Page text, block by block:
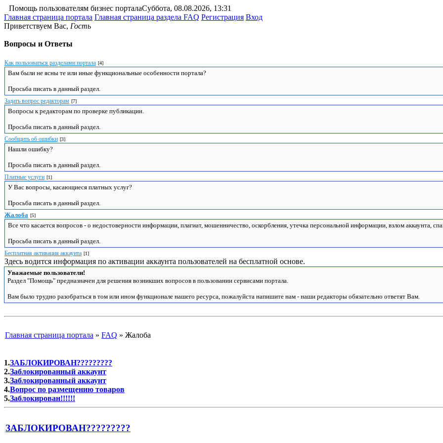
Помощь пользователям бизнес порталаСуббота, 08.08.2026, 13:31
Главная страница портала Главная страница раздела FAQ Регистрация Вход
Приветствуем Вас, Гость
Вопросы и Ответы
Как пользоваться разделами портала [4]
Вам были не ясны те или иные функциональные особенности портала?
Просьба писать в данный раздел.
Задать вопрос редакторам [7]
Вопросы к редакторам по проверке публикации.
Просьба писать в данный раздел.
Сообщить об ошибки [3]
Нашли ошибку?
Просьба писать в данный раздел.
Платные услуги [1]
У Вас вопросы, касающиеся платных услуг?
Просьба писать в данный раздел.
Жалоба [5]
Все что касается вопросов - о недостоверности информации, плагиат, мошенничество, оскорбления, утечка персональной информации, взлом аккаунта,
Просьба писать в данный раздел.
Бесплатная активация аккаунта [1]
Здесь водится информация по активации аккаунта пользователей на бесплатной основе.
Уважаемые пользователи!
Раздел "Помощь" предназначен для решения возникших вопросов в пользовании сервисами портала.
Вам было трудно разобраться в том или ином функционале нашего ресурса, пожалуйста напишите нам - наши редакторы обязательно ответят Вам.
Главная страница портала » FAQ » Жалоба
1.ЗАБЛОКИРОВАН?????????
2.Заблокированный аккаунт
3.Заблокированный аккаунт
4.Вопрос по размещению товаров
5.Заблокирован!!!!!!
ЗАБЛОКИРОВАН?????????